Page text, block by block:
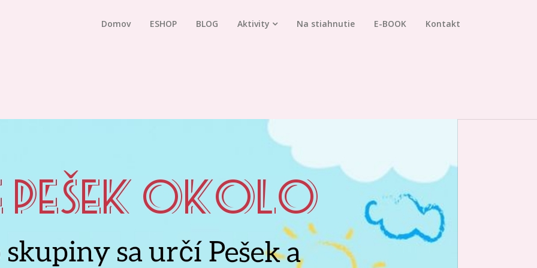
Domov ESHOP BLOG Aktivity Na stiahnutie E-BOOK Kontakt